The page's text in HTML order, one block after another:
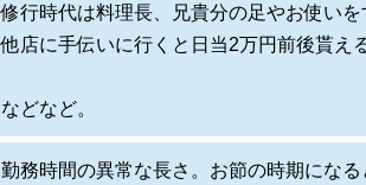
修行時代は料理長、兄貴分の足やお使い
他店に手伝いに行くと日当2万円前後貰える
などなど。
勤務時間の異常な長さ。お節の時期になる